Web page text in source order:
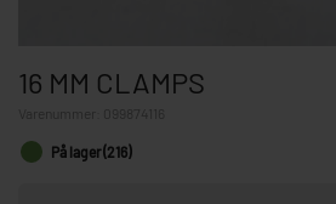
16 MM CLAMPS
099874116
På lager (216)